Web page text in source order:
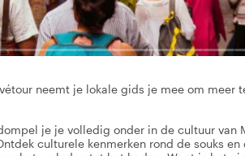
neemt je lokale gids je mee om meer
je je volledig onder in de cultuur van
culturele kenmerken rond de souks en